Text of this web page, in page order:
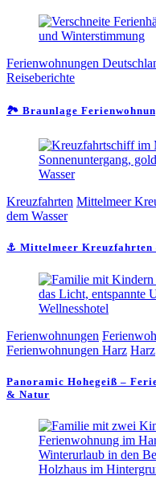
Ferienwohnungen
Reiseberichte
🏞️ Braunlage
Kreuzfahrten Mittelmeer
dem Wasser
⚓ Mittelmeer Kreuzfahrten
Ferienwohnungen
Ferienwohnungen Harz Harz
Panoramic Hohegeiß –
& Natur